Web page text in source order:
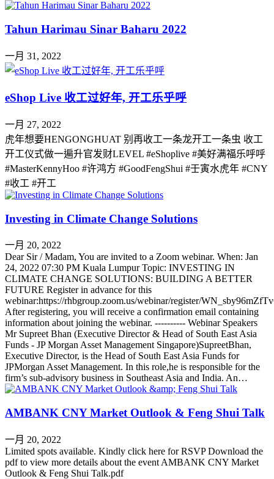
Tahun Harimau Sinar Baharu 2022
一月 31, 2022
eShop Live 收工过好年, 开工乐乎呼
一月 27, 2022
虎年想要HENGONGHUAT 别再收工一条龙开工一条虫 收工
开工仪式做一遍升官发财LEVEL #eShoplive #美好满福乐呼呼
#MasterKennyHoo #许鸿方 #GoodFengShui #壬寅水虎年 #CNY
#收工 #开工
Investing in Climate Change Solutions
一月 20, 2022
Dear Sir / Madam, You are invited to a Zoom webinar. When: Jan
24, 2022 07:30 PM Kuala Lumpur Topic: INVESTING IN
CLIMATE CHANGE SOLUTIONS: BUILDING A BETTER
FUTURE Register in advance for this
webinar:https://rhbgroup.zoom.us/webinar/register/
After registering, you will receive a confirmation email containing
information about joining the webinar. ---------- Webinar Speakers
Mr Supreet Bhan (Executive Director & Head of South East Asia
Funds - JP Morgan Asset Management Singapore)SupreetBhan,
Executive Director, is the Head of South East Asia Funds for
JPMorgan Asset Management. In this role,he is responsible for the
firm’s sub-advisory business in Southeast Asia and India. An…
AMBANK CNY Market Outlook & Feng Shui Talk
一月 20, 2022
Limited spots available. Kindly click here for RSVP Download the
pdf to view more details about the event AMBANK CNY Market
Outlook & Feng Shui Talk.pdf